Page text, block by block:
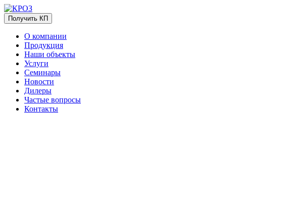
Получить КП
О компании
Продукция
Наши объекты
Услуги
Семинары
Новости
Дилеры
Частые вопросы
Контакты